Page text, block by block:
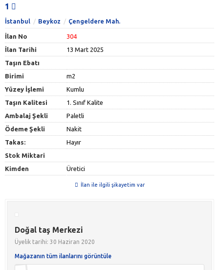
1
İstanbul Beykoz Çengeldere Mah.
İlan No
304
İlan Tarihi
13 Mart 2025
Taşın Ebatı
Birimi
m2
Yüzey İşlemi
Kumlu
Taşın Kalitesi
1. Sınıf Kalite
Ambalaj Şekli
Paletli
Ödeme Şekli
Nakit
Takas:
Hayır
Stok Miktari
Kimden
Üretici
İlan ile ilgili şikayetim var
Doğal taş Merkezi
Üyelik tarihi: 30 Haziran 2020
Mağazanın tüm ilanlarını görüntüle